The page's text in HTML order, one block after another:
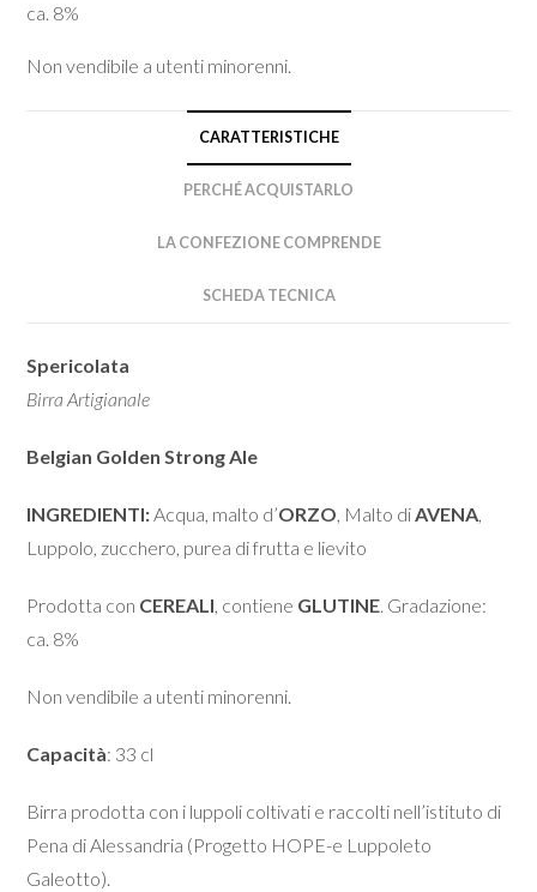
ca. 8%
Non vendibile a utenti minorenni.
CARATTERISTICHE
PERCHÉ ACQUISTARLO
LA CONFEZIONE COMPRENDE
SCHEDA TECNICA
Spericolata
Birra Artigianale
Belgian Golden Strong Ale
INGREDIENTI:Acqua, malto d’ORZO, Malto diAVENA,
Luppolo, zucchero, purea di frutta e lievito
Prodotta con CEREALI, contiene GLUTINE. Gradazione:
ca. 8%
Non vendibile a utenti minorenni.
Capacità: 33 cl
Birra prodotta con i luppoli coltivati e raccolti nell’istituto di
Pena di Alessandria (Progetto HOPE-e Luppoleto
Galeotto).